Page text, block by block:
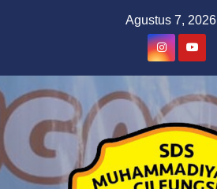
Agustus 7, 2026